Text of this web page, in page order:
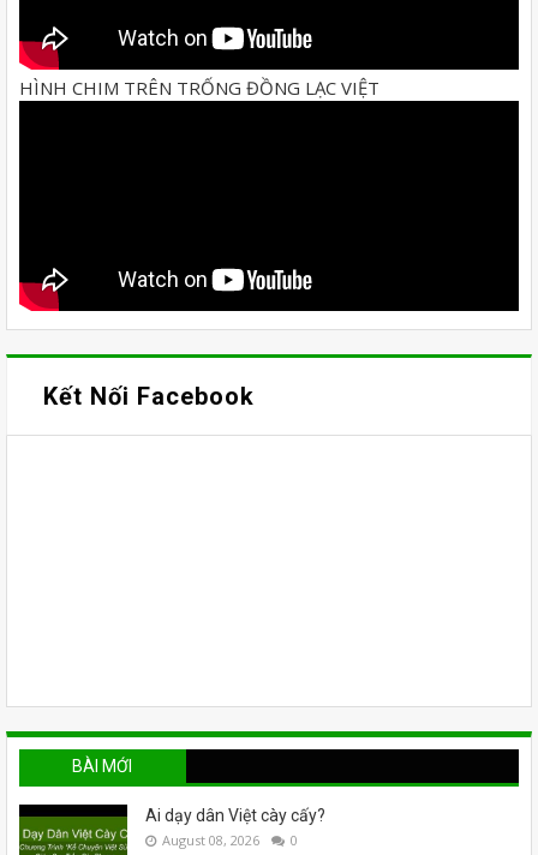
HÌNH CHIM TRÊN TRỐNG ĐỒNG LẠC VIỆT
Kết Nối Facebook
BÀI MỚI
Ai dạy dân Việt cày cấy?
August 08, 2026 0